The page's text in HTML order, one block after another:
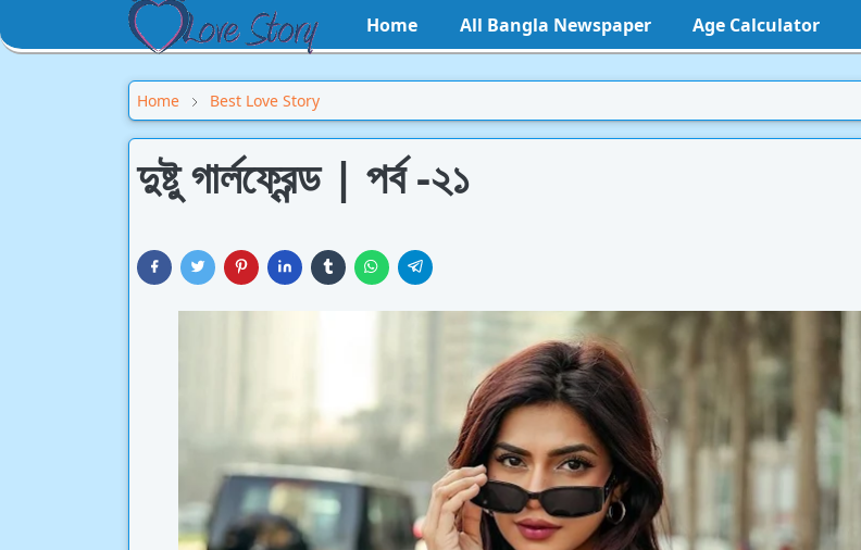
Home All Bangla Newspaper Age Calculator
Home Best Love Story
দুষ্টু গার্লফ্রেন্ড | পর্ব -২১